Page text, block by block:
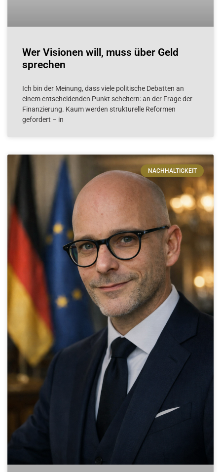
Wer Visionen will, muss über Geld
sprechen
Ich bin der Meinung, dass viele politische Debatten an
einem entscheidenden Punkt scheitern: an der Frage der
Finanzierung. Kaum werden strukturelle Reformen
gefordert – in
NACHHALTIGKEIT